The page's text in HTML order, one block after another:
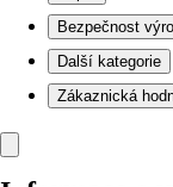
Bezpečnost
Další kategorie
Zákaznická